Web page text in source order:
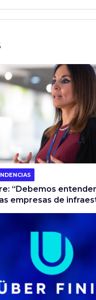
“Debemos
empresas de